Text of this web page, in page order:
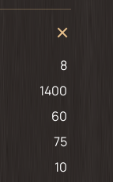
8
1400
60
75
10